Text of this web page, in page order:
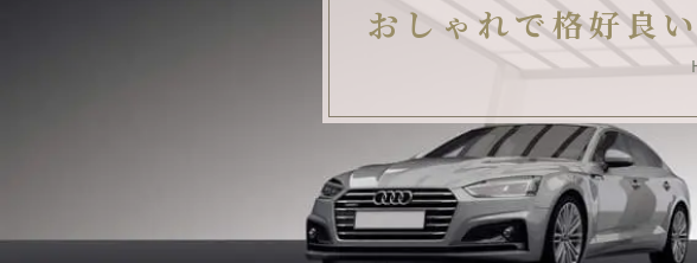
おしゃれで格好良